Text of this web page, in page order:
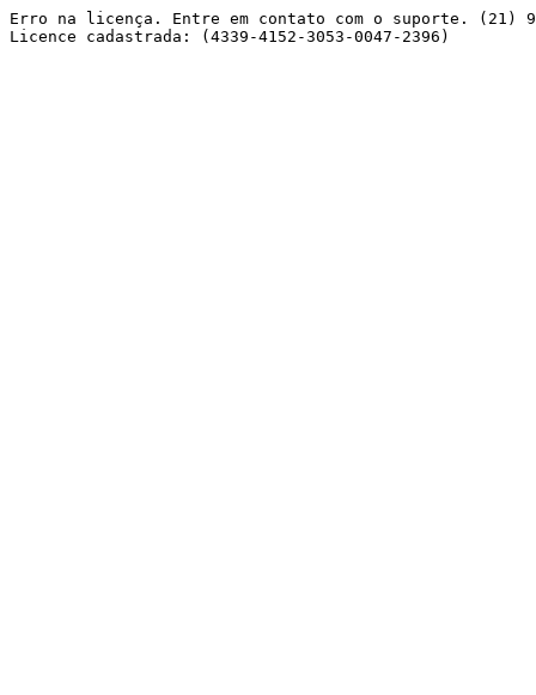
Erro na licença. Entre em contato com o suporte. (21)
Licence cadastrada: (4339-4152-3053-0047-2396)